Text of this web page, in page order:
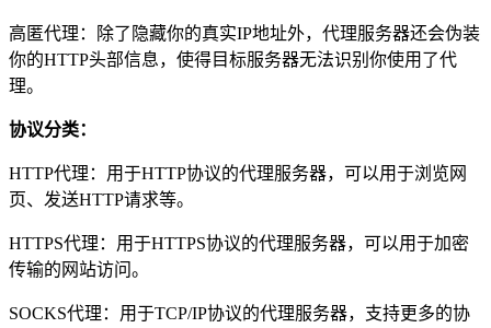
高匿代理：除了隐藏你的真实IP地址外，代理服务器还会伪装
你的HTTP头部信息，使得目标服务器无法识别你使用了代
理。
协议分类：
HTTP代理：用于HTTP协议的代理服务器，可以用于浏览网
页、发送HTTP请求等。
HTTPS代理：用于HTTPS协议的代理服务器，可以用于加密
传输的网站访问。
SOCKS代理：用于TCP/IP协议的代理服务器，支持更多的协